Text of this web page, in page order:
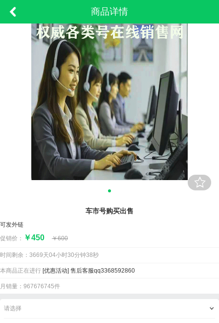
商品详情
车市号购买出售​​
可发外链
促销价： ￥450 ￥600
时间剩余： 3669天04小时30分钟38秒
本商品正在进行 [优惠活动] 售后客服qq3368592860
月销量：967676745件
请选择